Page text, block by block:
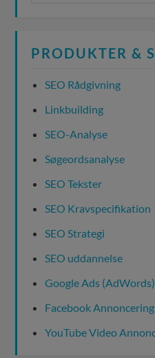
PRODUKTER &
SEO Rådgivning
Linkbuilding
SEO-Analyse
Søgeordsanalyse
SEO Tekster
SEO Kravspecifikation
SEO Strategi
SEO uddannelse
Google Ads
Facebook Annoncering
YouTube Video